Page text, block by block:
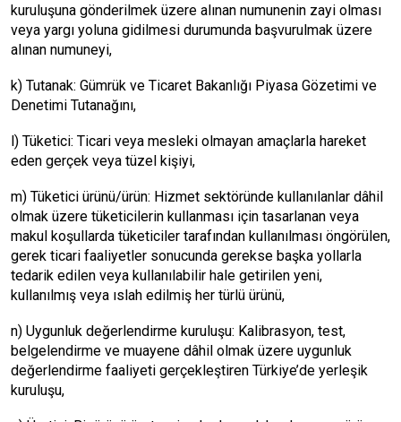
kuruluşuna gönderilmek üzere alınan numunenin zayi olması
veya yargı yoluna gidilmesi durumunda başvurulmak üzere
alınan numuneyi,
k) Tutanak: Gümrük ve Ticaret Bakanlığı Piyasa Gözetimi ve
Denetimi Tutanağını,
l) Tüketici: Ticari veya mesleki olmayan amaçlarla hareket
eden gerçek veya tüzel kişiyi,
m) Tüketici ürünü/ürün: Hizmet sektöründe kullanılanlar dâhil
olmak üzere tüketicilerin kullanması için tasarlanan veya
makul koşullarda tüketiciler tarafından kullanılması öngörülen,
gerek ticari faaliyetler sonucunda gerekse başka yollarla
tedarik edilen veya kullanılabilir hale getirilen yeni,
kullanılmış veya ıslah edilmiş her türlü ürünü,
n) Uygunluk değerlendirme kuruluşu: Kalibrasyon, test,
belgelendirme ve muayene dâhil olmak üzere uygunluk
değerlendirme faaliyeti gerçekleştiren Türkiye’de yerleşik
kuruluşu,